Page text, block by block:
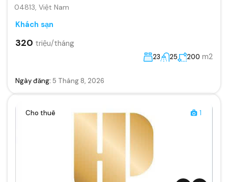
04813, Việt Nam
Khách sạn
320 triệu/tháng
23 25 200 m2
Ngày đăng: 5 Tháng 8, 2026
Cho thuê 1